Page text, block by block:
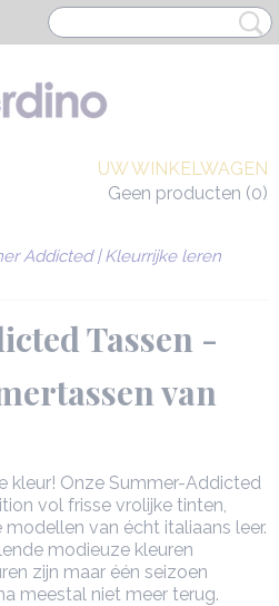
UW WINKELWAGEN
Geen producten (0)
Addicted | Kleurrijke leren
Tassen -
van
kleur! Onze Summer-Addicted
vol frisse vrolijke tinten,
van écht italiaans leer.
modieuze kleuren
zijn maar één seizoen
meestal niet meer terug.